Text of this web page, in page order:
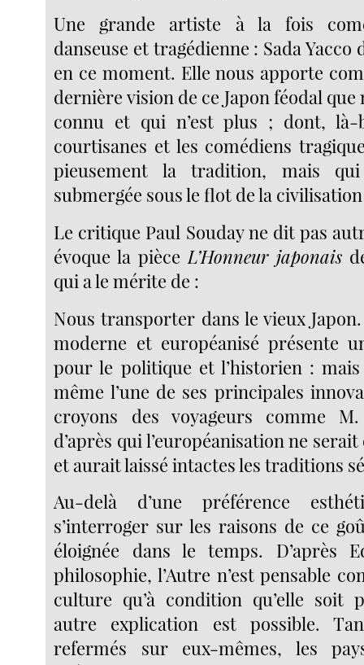
Une grande artiste à la fois
danseuse et tragédienne : Sada
en ce moment. Elle nous apporte
dernière vision de ce Japon féodal que
connu et qui n’est plus ; dont, là-
courtisanes et les comédiens
pieusement la tradition, mais
submergée sous le flot de la
Le critique Paul Souday ne dit pas
évoque la pièce L’Honneur japonais
qui a le mérite de :
Nous transporter dans le vieux
moderne et européanisé présente
pour le politique et l’historien :
même l’une de ses principales
croyons des voyageurs comme
d’après qui l’européanisation ne
et aurait laissé intactes les traditions
Au-delà d’une préférence
s’interroger sur les raisons de ce
éloignée dans le temps. D’après
philosophie, l’Autre n’est pensable
culture qu’à condition qu’elle soit
autre explication est possible.
refermés sur eux-mêmes, les